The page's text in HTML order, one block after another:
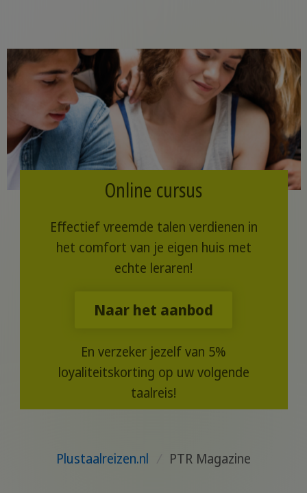
Online cursus
Effectief vreemde talen verdienen in
het comfort van je eigen huis met
echte leraren!
Naar het aanbod
En verzeker jezelf van 5%
loyaliteitskorting op uw volgende
taalreis!
Plustaalreizen.nl PTR Magazine